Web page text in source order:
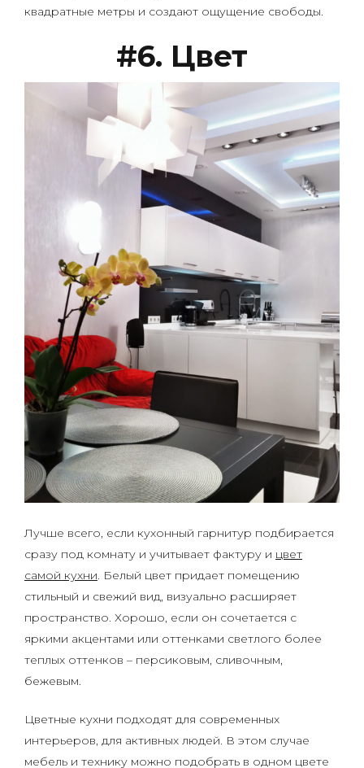
квадратные метры и создают ощущение свободы.
#6. Цвет
Лучше всего, если кухонный гарнитур подбирается
сразу под комнату и учитывает фактуру и цвет
самой кухни. Белый цвет придает помещению
стильный и свежий вид, визуально расширяет
пространство. Хорошо, если он сочетается с
яркими акцентами или оттенками светлого более
теплых оттенков – персиковым, сливочным,
бежевым.
Цветные кухни подходят для современных
интерьеров, для активных людей. В этом случае
мебель и технику можно подобрать в одном цвете